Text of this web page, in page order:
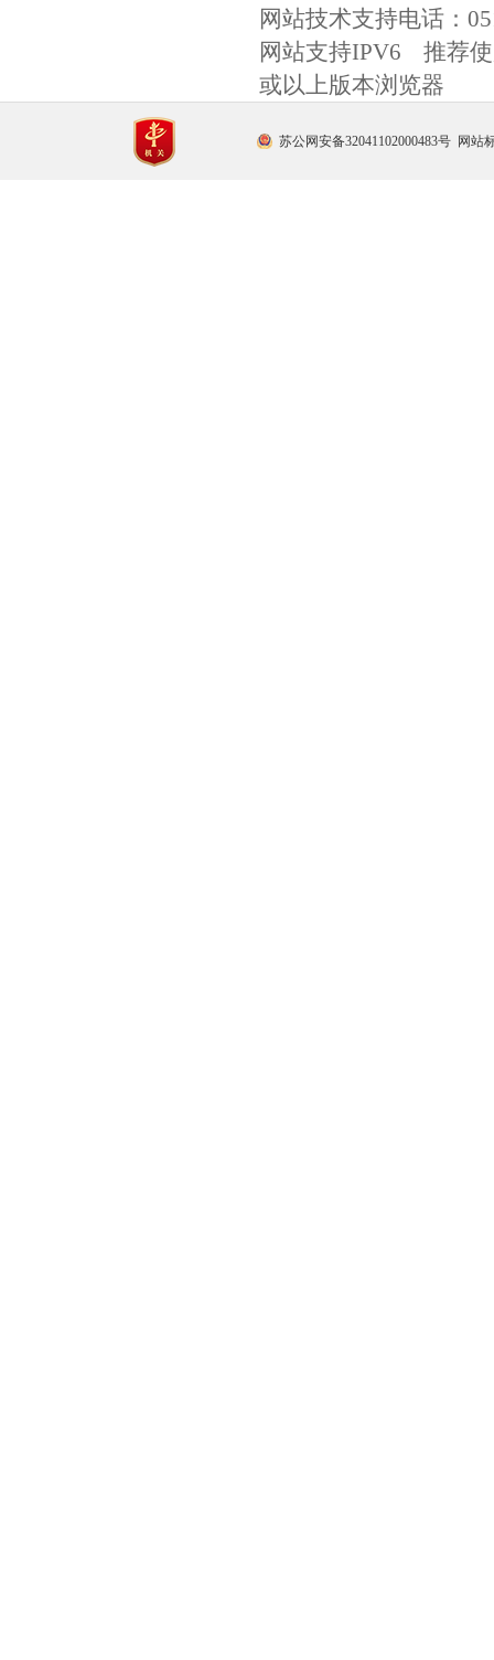
网站技术支持电话：
网站支持IPV6 推荐使
或以上版本浏览器
苏公网安备32041102000483号 网站